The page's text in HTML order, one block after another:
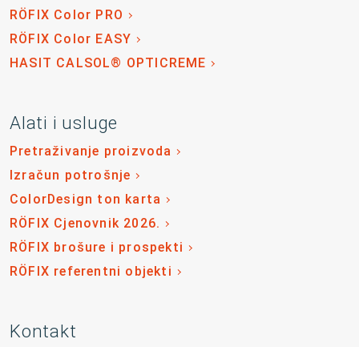
RÖFIX Color PRO
RÖFIX Color EASY
HASIT CALSOL® OPTICREME
Alati i usluge
Pretraživanje proizvoda
Izračun potrošnje
ColorDesign ton karta
RÖFIX Cjenovnik 2026.
RÖFIX brošure i prospekti
RÖFIX referentni objekti
Kontakt